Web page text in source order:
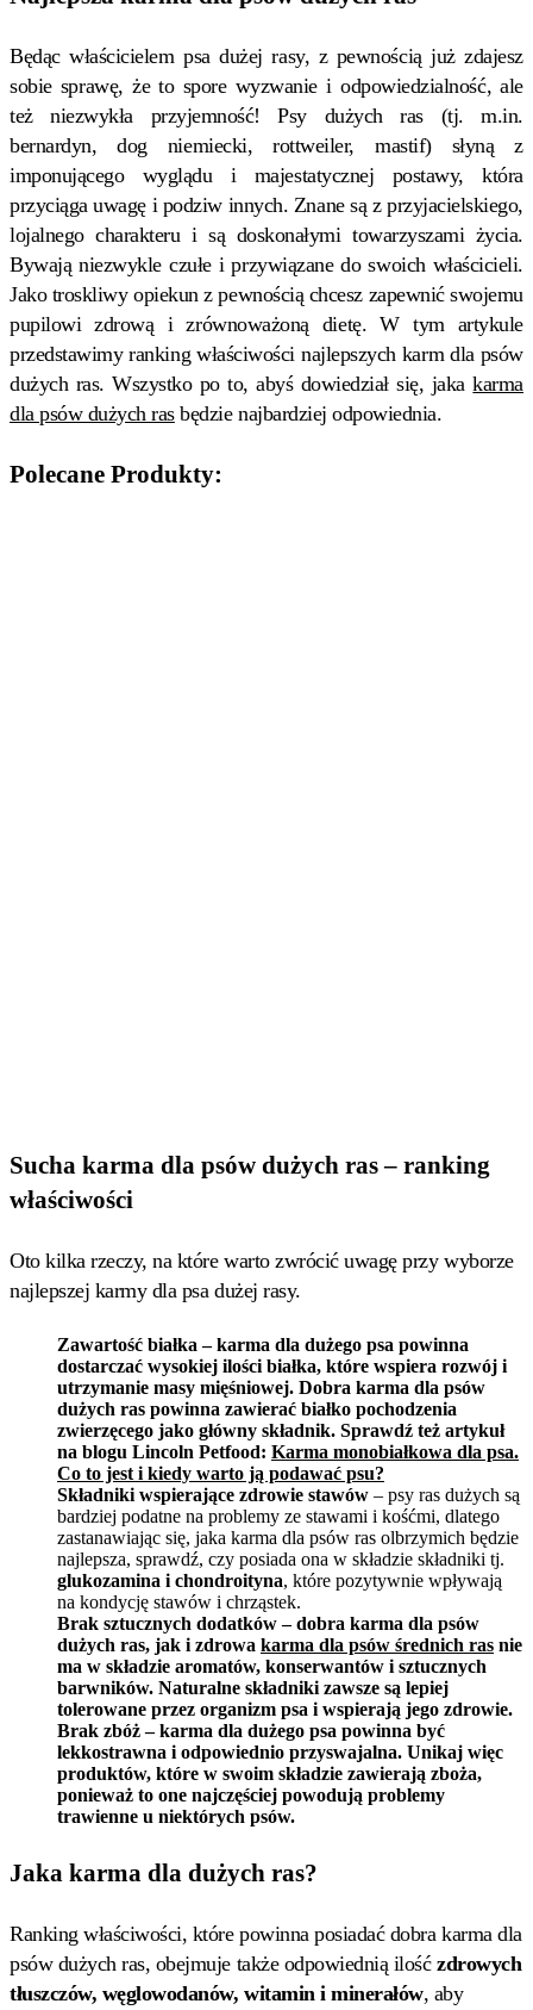
Będąc właścicielem psa dużej rasy, z pewnością już zdajesz
sobie sprawę, że to spore wyzwanie i odpowiedzialność, ale
też niezwykła przyjemność! Psy dużych ras (tj. m.in.
bernardyn, dog niemiecki, rottweiler, mastif) słyną z
imponującego wyglądu i majestatycznej postawy, która
przyciąga uwagę i podziw innych. Znane są z przyjacielskiego,
lojalnego charakteru i są doskonałymi towarzyszami życia.
Bywają niezwykle czułe i przywiązane do swoich właścicieli.
Jako troskliwy opiekun z pewnością chcesz zapewnić swojemu
pupilowi zdrową i zrównoważoną dietę. W tym artykule
przedstawimy ranking właściwości najlepszych karm dla psów
dużych ras. Wszystko po to, abyś dowiedział się, jakakarma
dla psów dużych rasbędzie najbardziej odpowiednia.
Polecane Produkty:
Sucha karma dla psów dużych ras – ranking
właściwości
Oto kilka rzeczy, na które warto zwrócić uwagę przy wyborze
najlepszej karmy dla psa dużej rasy.
Zawartość białka – karma dla dużego psa powinna
dostarczać wysokiej ilości białka, które wspiera rozwój i
utrzymanie masy mięśniowej. Dobra karma dla psów
dużych ras powinna zawierać białko pochodzenia
zwierzęcego jako główny składnik. Sprawdź też artykuł
na blogu Lincoln Petfood: Karma monobiałkowa dla psa.
Co to jest i kiedy warto ją podawać psu?
Składniki wspierające zdrowie stawów – psy ras dużych są
bardziej podatne na problemy ze stawami i kośćmi, dlatego
zastanawiając się, jaka karma dla psów ras olbrzymich będzie
najlepsza, sprawdź, czy posiada ona w składzie składniki tj.
glukozamina i chondroityna, które pozytywnie wpływają
na kondycję stawów i chrząstek.
Brak sztucznych dodatków – dobra karma dla psów
dużych ras, jak i zdrowa karma dla psów średnich ras nie
ma w składzie aromatów, konserwantów i sztucznych
barwników. Naturalne składniki zawsze są lepiej
tolerowane przez organizm psa i wspierają jego zdrowie.
Brak zbóż – karma dla dużego psa powinna być
lekkostrawna i odpowiednio przyswajalna. Unikaj więc
produktów, które w swoim składzie zawierają zboża,
ponieważ to one najczęściej powodują problemy
trawienne u niektórych psów.
Jaka karma dla dużych ras?
Ranking właściwości, które powinna posiadać dobra karma dla
psów dużych ras, obejmuje także odpowiednią ilość zdrowych
tłuszczów, węglowodanów, witamin i minerałów, aby